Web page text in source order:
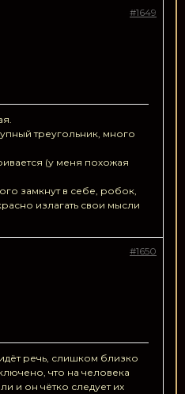
#1649
треугольник, много
(у меня похожая
замкнут в себе, робок,
излагать свои мысли
#1650
речь, слишком близко
что на человека
и он чётко следует их